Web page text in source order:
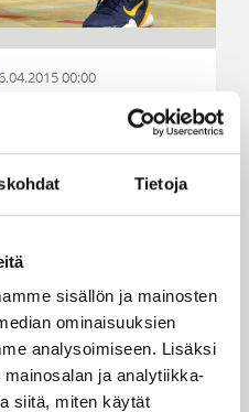
Tietoja
sisällön ja mainosten
ominaisuuksien
analysoimiseen. Lisäksi
ja analytiikka-
siitä, miten käytät
00:00
kotiedun Divari
ottelussa
UU-Korihaista
harmiksi.
eteni jatkoajalle
hoitivat nimiinsä
75).